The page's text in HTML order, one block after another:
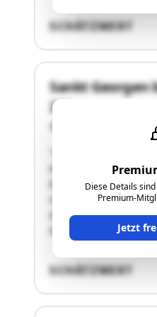
SCHÄTZWERT
Diese Details
Premium-
Jetzt
Sankt
234
8820 Neumarkt in
Adresse 8820 St.
befindet sich auf ca.
Oberberger Alm, etwa
der Steiermark entfernt.
842 …"
SCHÄTZWERT